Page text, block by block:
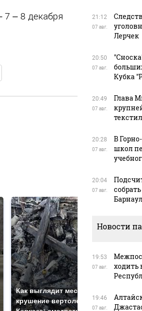
7 – 8 декабря
Как выглядит место
крушение вертолета на
были
21:12
07 авг.
Лерчек
20:50
07 авг.
Кубка
20:49
07 авг.
Глава
20:28
07 авг.
В
школ
20:04
07 авг.
Новости
19:53
07 авг.
ходить
19:46
07 авг.